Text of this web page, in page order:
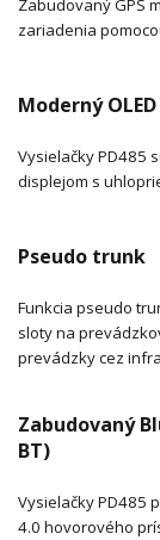
Zabudovaný GPS
zariadenia
Moderný
Vysielačky PD485
displejom s
Pseudo trunk
Funkcia pseudo
sloty na
prevádzky cez
Zabudovaný
BT)
Vysielačky PD485
4.0 hovorového